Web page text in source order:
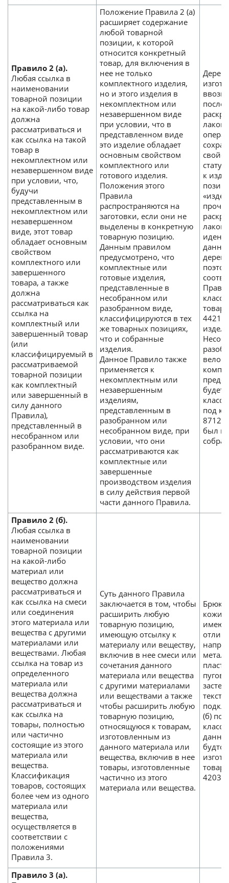
Правило 2 (а).
Любая ссылка в
наименовании
товарной позиции
на какой-либо товар
должна
рассматриваться и
как ссылка на такой
товар в
некомплектном или
незавершенном виде
при условии, что,
будучи
представленным в
некомплектном или
незавершенном
виде, этот товар
обладает основным
свойством
комплектного или
завершенного
товара, а также
должна
рассматриваться как
ссылка на
комплектный или
завершенный товар
(или
классифицируемый в
рассматриваемой
товарной позиции
как комплектный
или завершенный в
силу данного
Правила),
представленный в
несобранном или
разобранном виде.
Положение Правила 2 (а)
расширяет содержание
любой товарной
позиции, к которой
относится конкретный
товар, для включения в
нее не только
комплектного изделия,
но и этого изделия в
некомплектном или
незавершенном виде
при условии, что в
представленном виде
это изделие обладает
основным свойством
комплектного или
готового изделия.
Положения этого
Правила
распространяются на
заготовки, если они не
выделены в конкретную
товарную позицию.
Данным правилом
предусмотрено, что
комплектные или
готовые изделия,
представленные в
несобранном или
разобранном виде,
классифицируются в тех
же товарных позициях,
что и собранные
изделия.
Данное Правило также
применяется к
некомплектным или
незавершенным
изделиям,
представленным в
разобранном или
несобранном виде, при
условии, что они
рассматриваются как
комплектные или
завершенные
производством изделия
в силу действия первой
части данного Правила.
лаком,
к
лаком
4421
будет
под
8712,
был
Правило 2 (б).
Любая ссылка в
наименовании
товарной позиции
на какой-либо
материал или
вещество должна
рассматриваться и
как ссылка на смеси
или соединения
этого материала или
вещества с другими
материалами или
веществами. Любая
ссылка на товар из
определенного
материала или
вещества должна
рассматриваться и
как ссылка на
товары, полностью
или частично
состоящие из этого
материала или
вещества.
Классификация
товаров, состоящих
более чем из одного
материала или
вещества,
осуществляется в
соответствии с
положениями
Правила 3.
Суть данного Правила
заключается в том, чтобы
расширить любую
товарную позицию,
имеющую отсылку к
материалу или веществу,
включив в нее смеси или
сочетания данного
материала или вещества
с другими материалами
или веществами а также
чтобы расширить любую
товарную позицию,
относящуюся к товарам,
изготовленным из
данного материала или
вещества, включив в нее
товары, изготовленные
частично из этого
материала или вещества.
Брюки
кожи,
имеют
(б)
будто
4203.
Правило 3 (а).